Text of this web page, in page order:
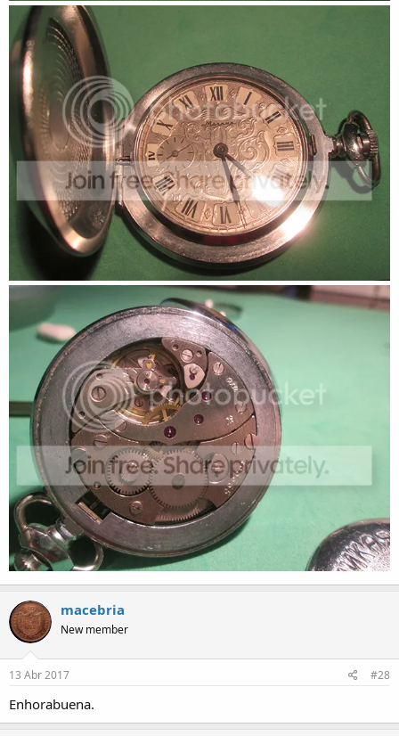
macebria
New member
13 Abr 2017 #28
Enhorabuena.